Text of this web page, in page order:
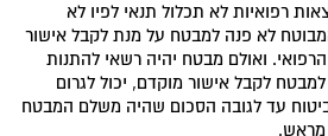
רפואיות לא תכלול תנאי לפיו לא
לא פנה למבטח על מנת לקבל אישור
ואולם מבטח יהיה רשאי להתנות
לקבל אישור מוקדם, יכול לגרום
עד לגובה הסכום שהיה משלם המבטח
מראש.